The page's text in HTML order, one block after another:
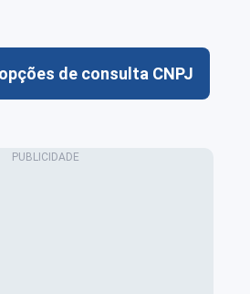
de consulta CNPJ